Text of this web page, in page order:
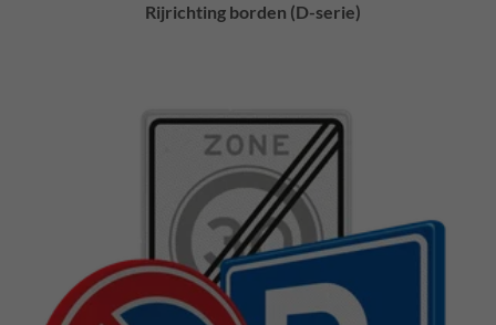
Rijrichting borden (D-serie)